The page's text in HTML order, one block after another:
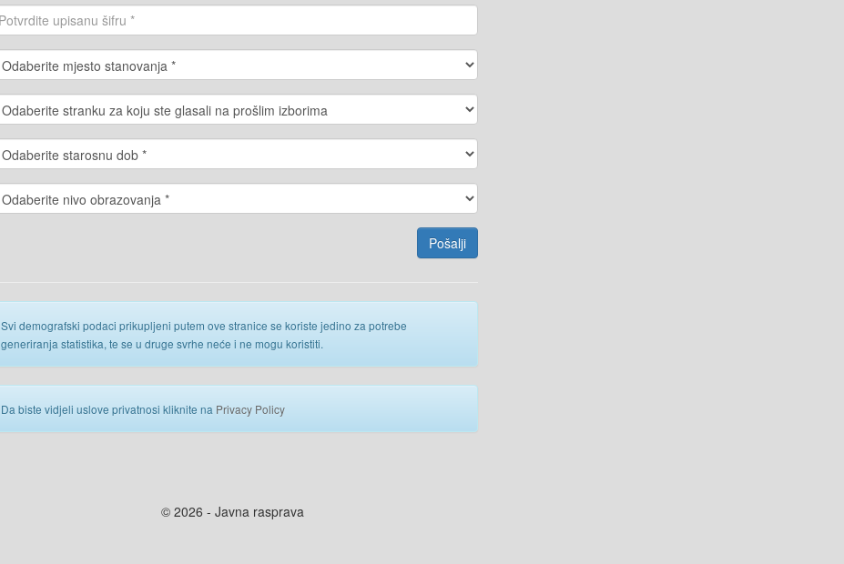
Svi demografski podaci prikupljeni putem ove stranice se koriste jedino za potrebe
generiranja statistika, te se u druge svrhe neće i ne mogu koristiti.
Da biste vidjeli uslove privatnosi kliknite na Privacy Policy
© 2026 - Javna rasprava